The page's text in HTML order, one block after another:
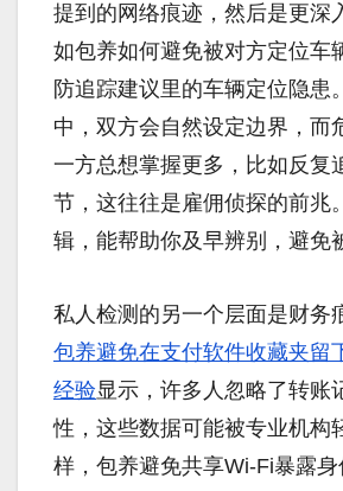
提到的网络痕迹，然后是更深
如包养如何避免被对方定位车
防追踪建议里的车辆定位隐患
中，双方会自然设定边界，而
一方总想掌握更多，比如反复
节，这往往是雇佣侦探的前兆
辑，能帮助你及早辨别，避免
私人检测的另一个层面是财务
包养避免在支付软件收藏夹留
经验显示，许多人忽略了转账
性，这些数据可能被专业机构
样，包养避免共享Wi-Fi暴露